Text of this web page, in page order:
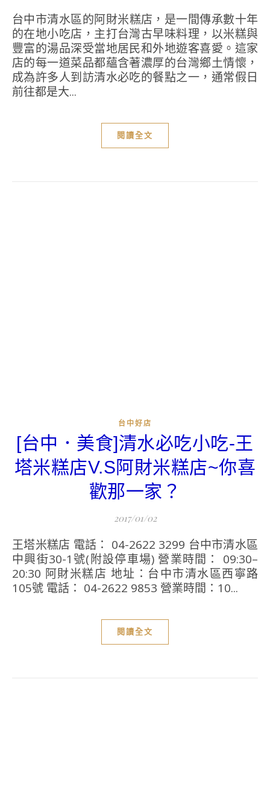
台中市清水區的阿財米糕店，是一間傳承數十年
的在地小吃店，主打台灣古早味料理，以米糕與
豐富的湯品深受當地居民和外地遊客喜愛。這家
店的每一道菜品都蘊含著濃厚的台灣鄉土情懷，
成為許多人到訪清水必吃的餐點之一，通常假日
前往都是大...
閱讀全文
台中好店
[台中．美食]清水必吃小吃-王
塔米糕店V.S阿財米糕店~你喜
歡那一家？
2017/01/02
王塔米糕店 電話： 04-2622 3299 台中市清水區
中興街30-1號(附設停車場) 營業時間： 09:30–
20:30 阿財米糕店 地址：台中市清水區西寧路
105號 電話： 04-2622 9853 營業時間：10...
閱讀全文